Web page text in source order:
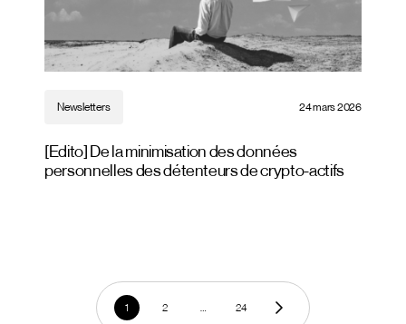
Newsletters 24 mars 2026
[Edito] De la minimisation des données
personnelles des détenteurs de crypto-actifs
1 2 24